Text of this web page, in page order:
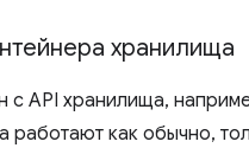
хранилища
с API хранилища,
работают как обычно,